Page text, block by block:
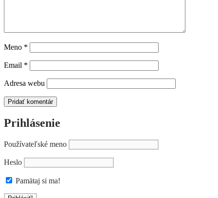
Meno *
Email *
Adresa webu
Prihlásenie
Používateľské meno
Heslo
Pamätaj si ma!